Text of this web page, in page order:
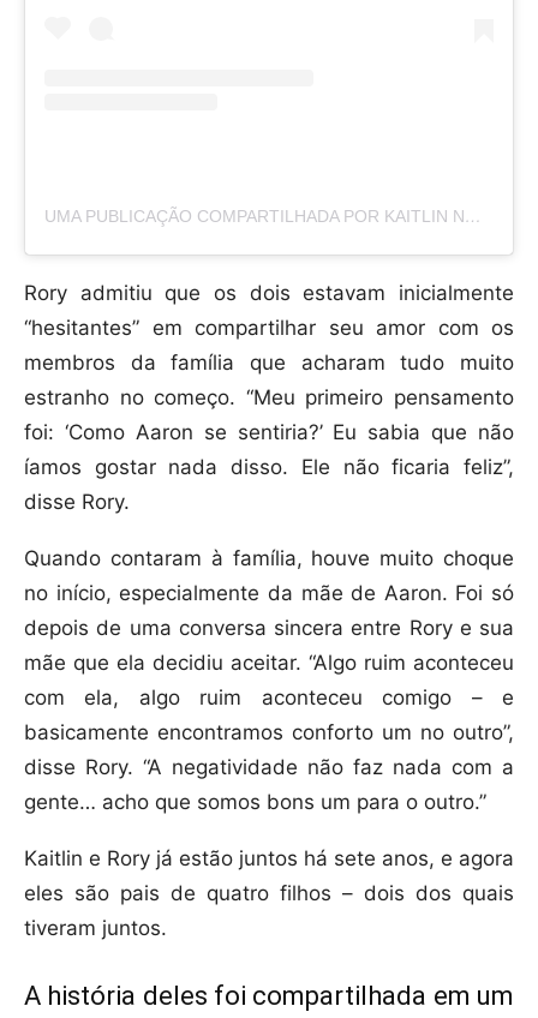
UMA PUBLICAÇÃO COMPARTILHADA POR KAITLIN NORTON (@KAITLINORTON)
Rory admitiu que os dois estavam inicialmente
“hesitantes” em compartilhar seu amor com os
membros da família que acharam tudo muito
estranho no começo. “Meu primeiro pensamento
foi: ‘Como Aaron se sentiria?’ Eu sabia que não
íamos gostar nada disso. Ele não ficaria feliz”,
disse Rory.
Quando contaram à família, houve muito choque
no início, especialmente da mãe de Aaron. Foi só
depois de uma conversa sincera entre Rory e sua
mãe que ela decidiu aceitar. “Algo ruim aconteceu
com ela, algo ruim aconteceu comigo – e
basicamente encontramos conforto um no outro”,
disse Rory. “A negatividade não faz nada com a
gente… acho que somos bons um para o outro.”
Kaitlin e Rory já estão juntos há sete anos, e agora
eles são pais de quatro filhos – dois dos quais
tiveram juntos.
A história deles foi compartilhada em um